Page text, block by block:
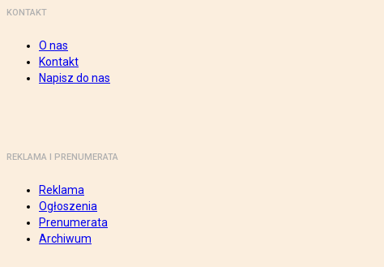
KONTAKT
O nas
Kontakt
Napisz do nas
REKLAMA I PRENUMERATA
Reklama
Ogłoszenia
Prenumerata
Archiwum